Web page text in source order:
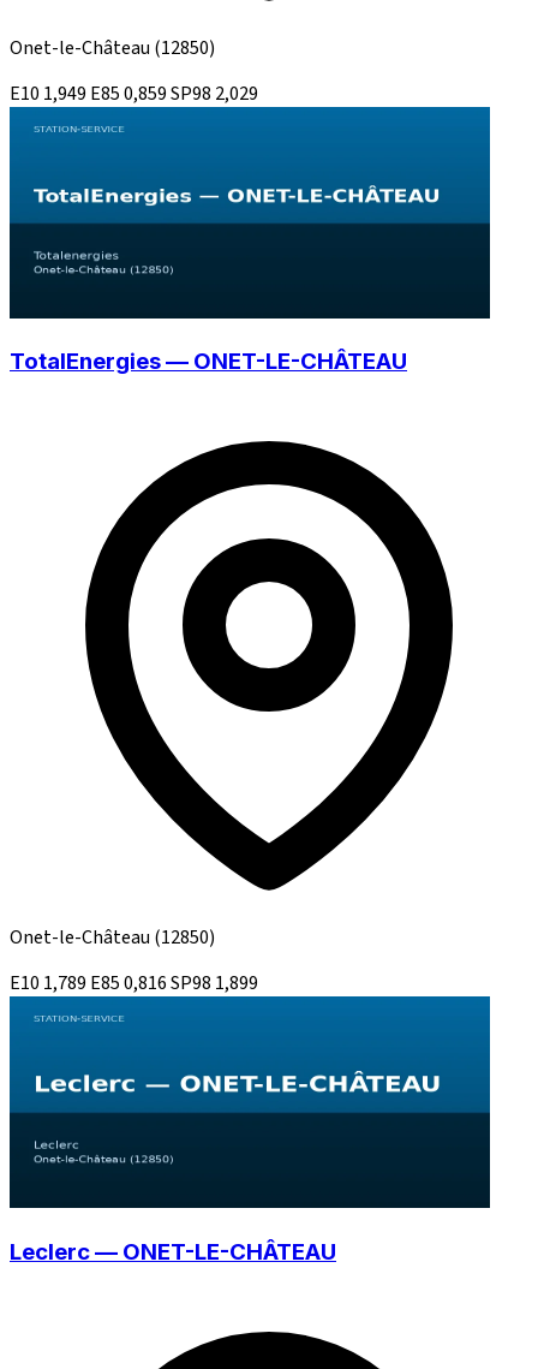
Onet-le-Château (12850)
E10 1,949 E850,859SP98 2,029
TotalEnergies — ONET-LE-CHÂTEAU
Onet-le-Château (12850)
E10 1,789 E850,816SP98 1,899
Leclerc — ONET-LE-CHÂTEAU